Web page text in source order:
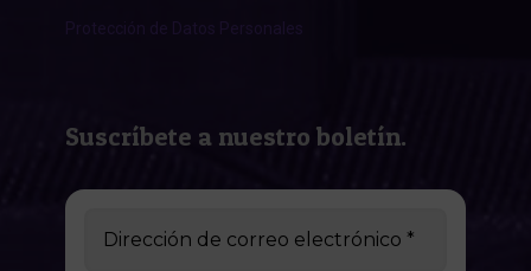
Protección de Datos Personales
Suscríbete a nuestro boletín.